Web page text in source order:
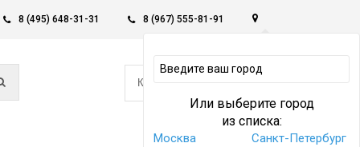
8 (495) 648-31-31 8 (967) 555-81-91
Или выберите город
из списка:
Москва
Санкт-Петербург
КОРЗИНА -
0